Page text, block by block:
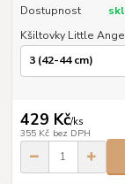
Dostupnost
Kšiltovky Little
429 Kč/ks
355 Kč bez DPH